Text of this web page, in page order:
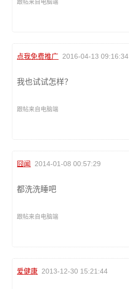
跟帖来自电脑端
点我免费推广 2016-04-13 09:16:34
我也试试怎样？
跟帖来自电脑端
囧闻 2014-01-08 00:57:29
都洗洗睡吧
跟帖来自电脑端
爱健康 2013-12-30 15:21:44